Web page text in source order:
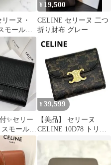
ーヌ・
モール・
ドウォレ
¥ 19,500
CELINE セリーヌ 二つ
折り財布 グレー
✨セリー
モールト
ウォレッ
¥ 39,599
【美品】 セリーヌ
CELINE 10D78 トリオ
り財布